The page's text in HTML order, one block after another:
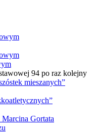
94 po raz kolejny
mieszanych”
Gortata